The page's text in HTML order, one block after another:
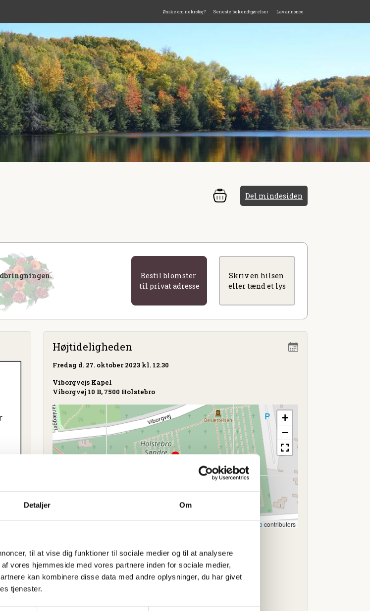
Detaljer Om
til at vise dig funktioner til sociale medier og til at analysere
vores hjemmeside med vores partnere inden for sociale medier,
kan kombinere disse data med andre oplysninger, du har givet
tjenester.
Ønske om nekrolog? Seneste bekendtgørelser Lav annonce
Del mindesiden
Bestil blomster
til privat adresse
Skriv en hilsen
eller tænd et lys
Højtideligheden
Fredag d. 27. oktober 2023 kl. 12.30
Viborgvejs Kapel
Viborgvej 10 B, 7500 Holstebro
+
−
OpenStreetMapcontributors